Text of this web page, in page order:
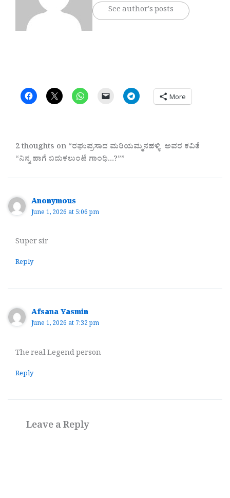
See author's posts
More
2 thoughts on “ರಘುಪ್ರಸಾದ ಮರಿಯಮ್ಮನಹಳ್ಳಿ ಅವರ ಕವಿತೆ
“ನಿನ್ನ ಹಾಗೆ ಬದುಕಲುಂಟೆ ಗಾಂಧಿ…?””
Anonymous
June 1, 2026 at 5:06 pm
Super sir
Reply
Afsana Yasmin
June 1, 2026 at 7:32 pm
The real Legend person
Reply
Leave a Reply